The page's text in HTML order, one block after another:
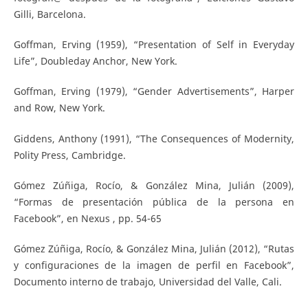
Gilli, Barcelona.
Goffman, Erving (1959), “Presentation of Self in Everyday
Life”, Doubleday Anchor, New York.
Goffman, Erving (1979), “Gender Advertisements”, Harper
and Row, New York.
Giddens, Anthony (1991), “The Consequences of Modernity,
Polity Press, Cambridge.
Gómez Zúñiga, Rocío, & González Mina, Julián (2009),
“Formas de presentación pública de la persona en
Facebook”, en Nexus , pp. 54-65
Gómez Zúñiga, Rocío, & González Mina, Julián (2012), “Rutas
y configuraciones de la imagen de perfil en Facebook”,
Documento interno de trabajo, Universidad del Valle, Cali.